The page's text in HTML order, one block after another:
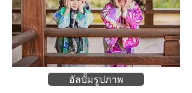
อัลบั้มรูปภาพ